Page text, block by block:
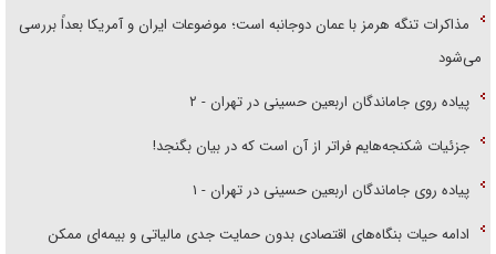
مذاکرات تنگه هرمز با عمان دوجانبه است؛ موضوعات ایران و آمریکا بعداً بررسی
می‌شود
پیاده روی جاماندگان اربعین حسینی در تهران - ۲
جزئیات شکنجه‌هایم فراتر از آن است که در بیان بگنجد!
پیاده روی جاماندگان اربعین حسینی در تهران - ۱
ادامه حیات بنگاه‌های اقتصادی بدون حمایت جدی مالیاتی و بیمه‌ای ممکن